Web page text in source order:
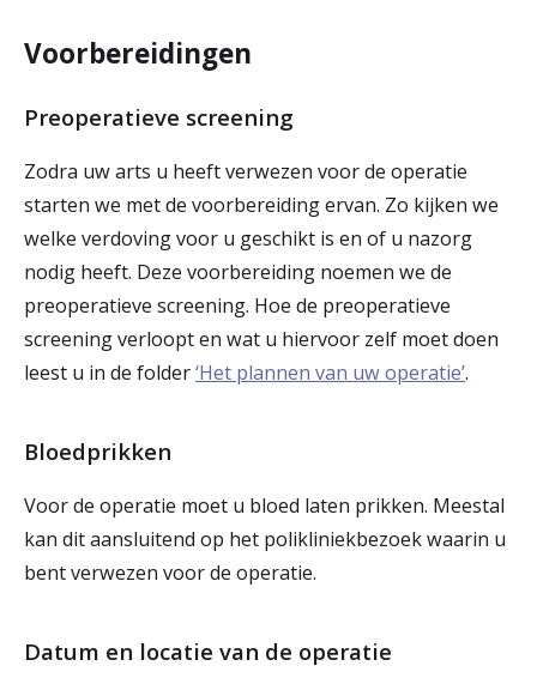
Voorbereidingen
Preoperatieve screening
Zodra uw arts u heeft verwezen voor de operatie
starten we met de voorbereiding ervan. Zo kijken we
welke verdoving voor u geschikt is en of u nazorg
nodig heeft. Deze voorbereiding noemen we de
preoperatieve screening. Hoe de preoperatieve
screening verloopt en wat u hiervoor zelf moet doen
leest u in de folder‘Het plannen van uw operatie’.
Bloedprikken
Voor de operatie moet u bloed laten prikken. Meestal
kan dit aansluitend op het polikliniekbezoek waarin u
bent verwezen voor de operatie.
Datum en locatie van de operatie